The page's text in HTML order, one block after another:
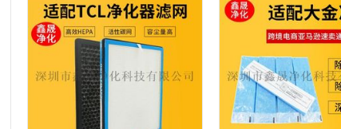
面议
会员注册：第 10 年
经营模式：生产制造
成立日期：2017-08-03
供应产品：16 条
会员注册：第 10 年
经营模式：生产制造
成立日期：2017-08-03
供应产品：16 条